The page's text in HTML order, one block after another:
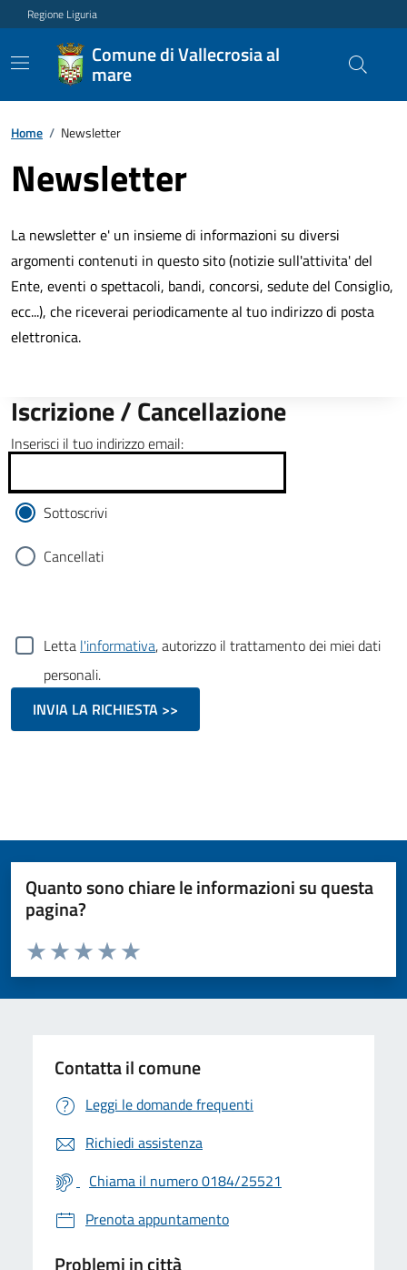
Regione Liguria
Comune di Vallecrosia al
mare
Home / Newsletter
Newsletter
La newsletter e' un insieme di informazioni su diversi
argomenti contenuti in questo sito (notizie sull'attivita' del
Ente, eventi o spettacoli, bandi, concorsi, sedute del Consiglio,
ecc...), che riceverai periodicamente al tuo indirizzo di posta
elettronica.
Iscrizione / Cancellazione
Inserisci il tuo indirizzo email:
Sottoscrivi
Cancellati
Letta l'informativa, autorizzo il trattamento dei miei dati
personali.
Quanto sono chiare le informazioni su questa
pagina?
Valuta da 1 a 5 stelle la pagina
Valuta 5 stelle su 5
Valuta 4 stelle su 5
Valuta 3 stelle su 5
Valuta 2 stelle su 5
Valuta 1 stelle su 5
Contatta il comune
Leggi le domande frequenti
Richiedi assistenza
Chiama il numero 0184/25521
Prenota appuntamento
Problemi in città